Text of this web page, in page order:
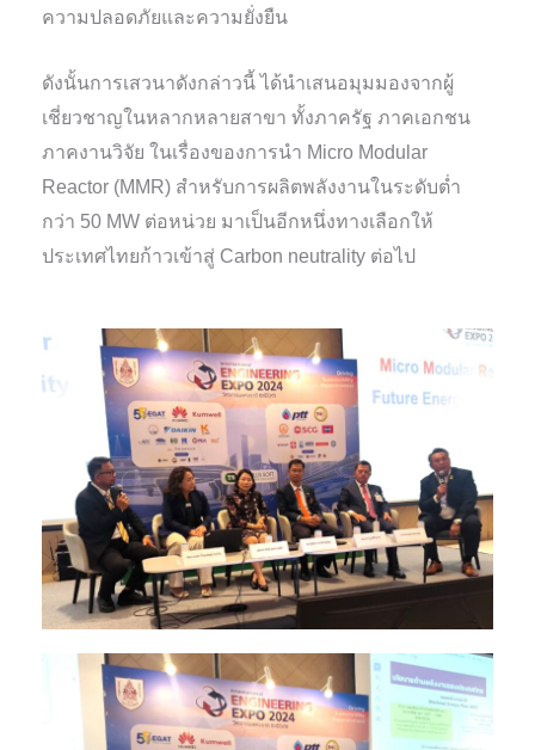
ความปลอดภัยและความยั่งยืน
ดังนั้นการเสวนาดังกล่าวนี้ ได้นำเสนอมุมมองจากผู้
เชี่ยวชาญในหลากหลายสาขา ทั้งภาครัฐ ภาคเอกชน
ภาคงานวิจัย ในเรื่องของการนำ Micro Modular
Reactor (MMR) สำหรับการผลิตพลังงานในระดับต่ำ
กว่า 50 MW ต่อหน่วย มาเป็นอีกหนึ่งทางเลือกให้
ประเทศไทยก้าวเข้าสู่ Carbon neutrality ต่อไป